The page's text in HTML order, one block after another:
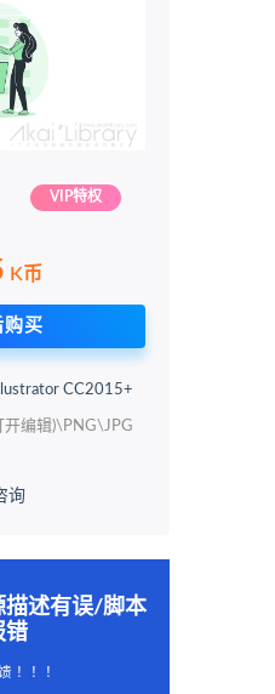
VIP特权
K币
购买
CC2015+
开编辑)\PNG\JPG
询
描述有误/脚本
错
！！！